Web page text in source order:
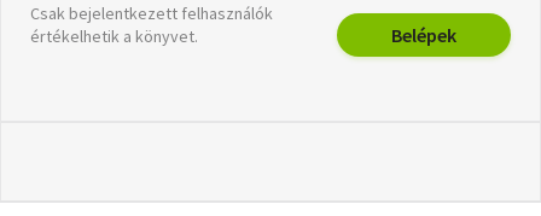
Csak bejelentkezett felhasználók
értékelhetik a könyvet.
Belépek